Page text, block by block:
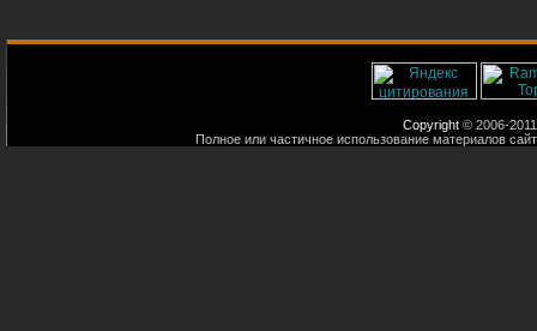
Copyright © 2006-
Полное или частичное использование материалов